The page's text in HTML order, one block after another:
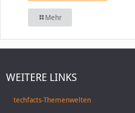
Mehr
WEITERE LINKS
techfacts-Themenwelten